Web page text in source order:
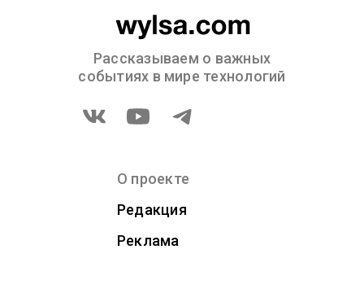
Рассказываем о важных
событиях в мире технологий
О проекте
Редакция
Реклама